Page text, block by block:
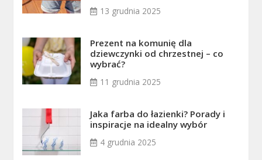
13 grudnia 2025
Prezent na komunię dla
dziewczynki od chrzestnej – co
wybrać?
11 grudnia 2025
Jaka farba do łazienki? Porady i
inspiracje na idealny wybór
4 grudnia 2025